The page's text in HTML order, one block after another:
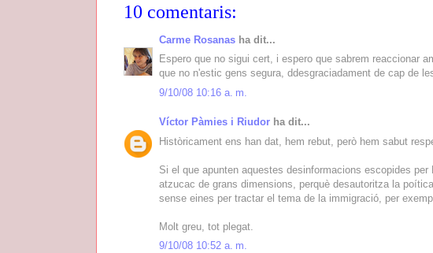
10 comentaris:
Carme Rosanas ha dit...
Espero que no sigui cert, i espero que sabrem reaccionar
que no n'estic gens segura, ddesgraciadament de cap de
9/10/08 10:16 a. m.
Víctor Pàmies i Riudor ha dit...
Històricament ens han dat, hem rebut, però hem sabut
Si el que apunten aquestes desinformacions escopides
atzucac de grans dimensions, perquè desautoritza la
sense eines per tractar el tema de la immigració, per
Molt greu, tot plegat.
9/10/08 10:52 a. m.